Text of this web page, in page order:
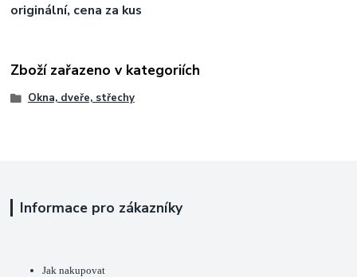
originální, cena za kus
Zboží zařazeno v kategoriích
Okna, dveře, střechy
Informace pro zákazníky
Jak nakupovat